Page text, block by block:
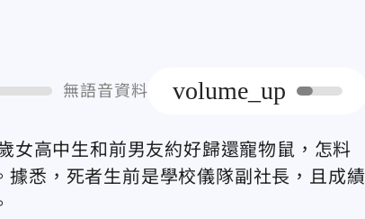
無語音資料 volume_up
女高中生和前男友約好歸還寵物鼠，怎料
悉，死者生前是學校儀隊副社長，且成績